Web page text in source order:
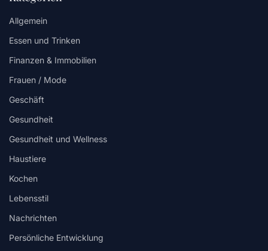
Allgemein
Essen und Trinken
Finanzen & Immobilien
Frauen / Mode
Geschäft
Gesundheit
Gesundheit und Wellness
Haustiere
Kochen
Lebensstil
Nachrichten
Persönliche Entwicklung